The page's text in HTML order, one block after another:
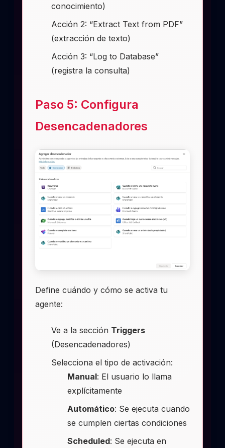
conocimiento)
Acción 2: “Extract Text from PDF”
(extracción de texto)
Acción 3: “Log to Database”
(registra la consulta)
Paso 5: Configura
Desencadenadores
Define cuándo y cómo se activa tu
agente:
Ve a la sección Triggers
(Desencadenadores)
Selecciona el tipo de activación:
Manual: El usuario lo llama
explícitamente
Automático: Se ejecuta cuando
se cumplen ciertas condiciones
Scheduled: Se ejecuta en